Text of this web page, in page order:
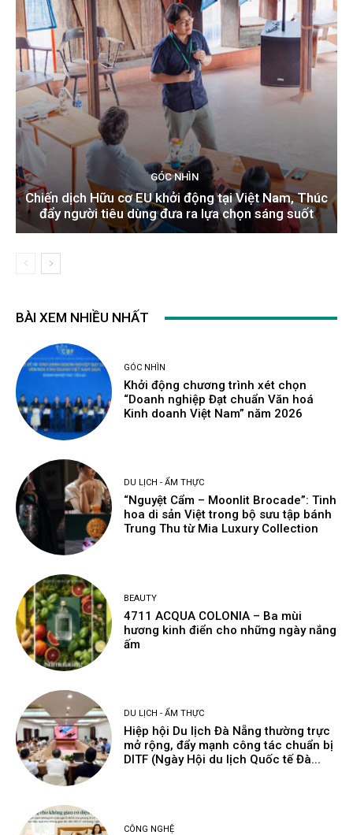
GÓC NHÌN
Chiến dịch Hữu cơ EU khởi động tại Việt Nam, Thúc
đẩy người tiêu dùng đưa ra lựa chọn sáng suốt
BÀI XEM NHIỀU NHẤT
GÓC NHÌN
Khởi động chương trình xét chọn
“Doanh nghiệp Đạt chuẩn Văn hoá
Kinh doanh Việt Nam” năm 2026
DU LỊCH - ẨM THỰC
“Nguyệt Cẩm – Moonlit Brocade”: Tinh
hoa di sản Việt trong bộ sưu tập bánh
Trung Thu từ Mia Luxury Collection
BEAUTY
4711 ACQUA COLONIA – Ba mùi
hương kinh điển cho những ngày nắng
ấm
DU LỊCH - ẨM THỰC
Hiệp hội Du lịch Đà Nẵng thường trực
mở rộng, đẩy mạnh công tác chuẩn bị
DITF (Ngày Hội du lịch Quốc tế Đà...
CÔNG NGHỆ